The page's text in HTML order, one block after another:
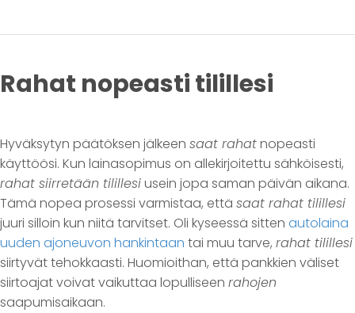
Rahat nopeasti tilillesi
Hyväksytyn päätöksen jälkeen saat rahatnopeasti
käyttöösi. Kun lainasopimus on allekirjoitettu sähköisesti,
rahat siirretään tilillesiusein jopa saman päivän aikana.
Tämä nopea prosessi varmistaa, että saat rahat tilillesi
juuri silloin kun niitä tarvitset. Oli kyseessä sitten autolaina
uuden ajoneuvon hankintaan tai muu tarve, rahat tilillesi
siirtyvät tehokkaasti. Huomioithan, että pankkien väliset
siirtoajat voivat vaikuttaa lopulliseen rahojen
saapumisaikaan.